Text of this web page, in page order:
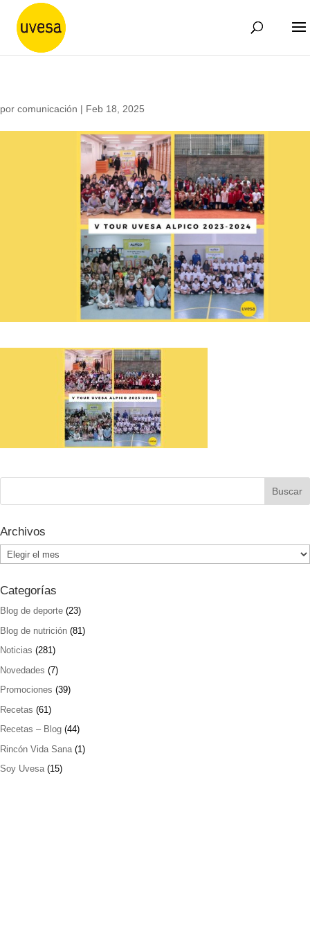
por comunicación | Feb 18, 2025
Archivos
Archivos
Categorías
Blog de deporte (23)
Blog de nutrición (81)
Noticias (281)
Novedades (7)
Promociones (39)
Recetas (61)
Recetas – Blog (44)
Rincón Vida Sana (1)
Soy Uvesa(15)